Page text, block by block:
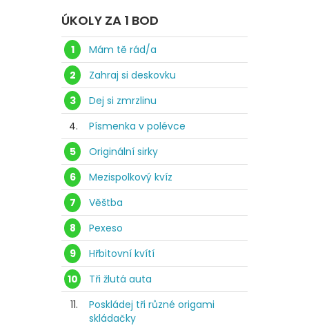
ÚKOLY ZA 1 BOD
1
Mám tě rád/a
2
Zahraj si deskovku
3
Dej si zmrzlinu
4.
Písmenka v polévce
5
Originální sirky
6
Mezispolkový kvíz
7
Věštba
8
Pexeso
9
Hřbitovní kvítí
10
Tři žlutá auta
11.
Poskládej tři různé origami
skládačky